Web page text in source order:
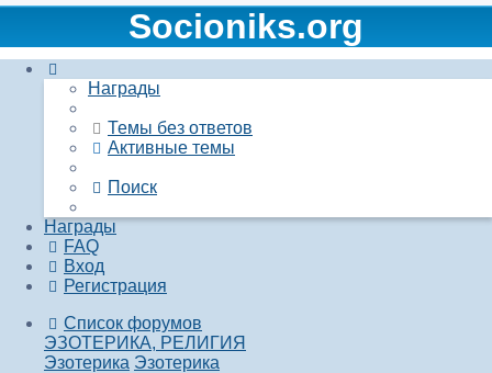
Socioniks.org
Награды
Темы без ответов
Активные темы
Поиск
Награды
FAQ
Вход
Регистрация
Список форумов
ЭЗОТЕРИКА, РЕЛИГИЯ
Эзотерика Эзотерика